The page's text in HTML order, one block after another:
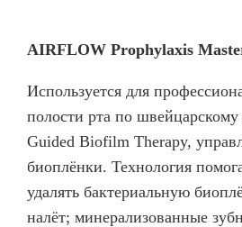
AIRFLOW Prophylaxis
Используется для
полости рта по
Guided Biofilm Therapy,
биоплёнки. Технология
удалять бактериальную
налёт; минерализованные